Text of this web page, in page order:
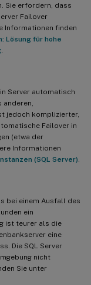
Sie erfordern, dass
Failover
Informationen finden
Lösung für hohe
Server automatisch
jedoch komplizierter,
Failover in
(etwa der
Informationen
(SQL Server)
bei einem Ausfall des
ein
ist teurer als die
eine
Die SQL Server
nicht
Sie unter